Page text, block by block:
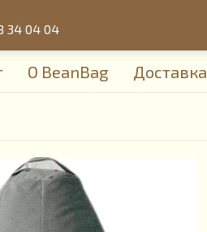
34 04 04
О BeanBag Доставка